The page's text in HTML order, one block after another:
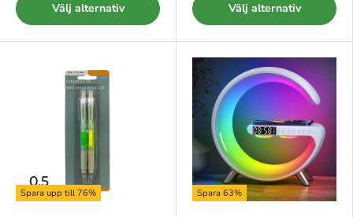
Välj alternativ Välj alternativ
Spara upp till 76% Spara 63%